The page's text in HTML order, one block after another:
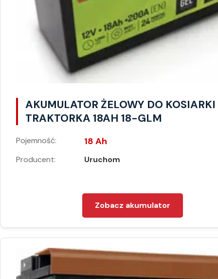
AKUMULATOR ŻELOWY DO KOSIARKI
TRAKTORKA 18AH 18-GLM
Pojemność: 18 Ah
Producent: Uruchom
Zobacz akumulator